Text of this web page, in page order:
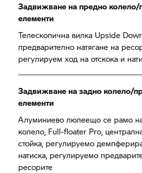
Задвижване на предно
елементи
Телескопична вилка Upside
предварително натягане на
регулируем ход на отскока и
Задвижване на задно колело/
елементи
Алуминиево люлеещо се рамо
колело, Full-floater Pro,
стойка, регулируемо
натиска, регулируемо
ресорите